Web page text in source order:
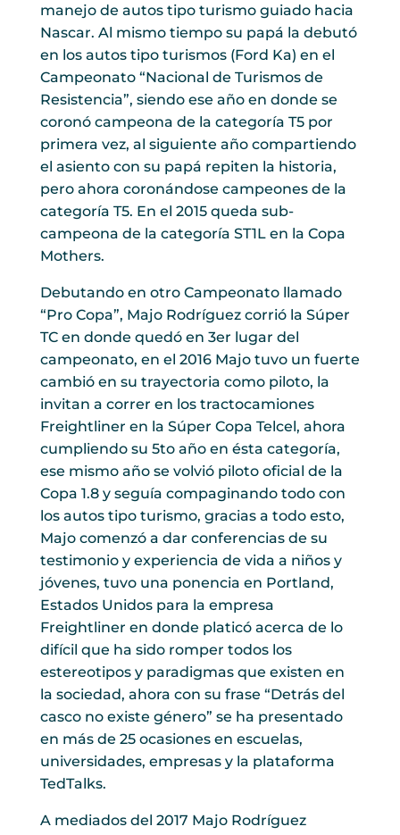
manejo de autos tipo turismo guiado hacia
Nascar. Al mismo tiempo su papá la debutó
en los autos tipo turismos (Ford Ka) en el
Campeonato “Nacional de Turismos de
Resistencia”, siendo ese año en donde se
coronó campeona de la categoría T5 por
primera vez, al siguiente año compartiendo
el asiento con su papá repiten la historia,
pero ahora coronándose campeones de la
categoría T5. En el 2015 queda sub-
campeona de la categoría ST1L en la Copa
Mothers.
Debutando en otro Campeonato llamado
“Pro Copa”, Majo Rodríguez corrió la Súper
TC en donde quedó en 3er lugar del
campeonato, en el 2016 Majo tuvo un fuerte
cambió en su trayectoria como piloto, la
invitan a correr en los tractocamiones
Freightliner en la Súper Copa Telcel, ahora
cumpliendo su 5to año en ésta categoría,
ese mismo año se volvió piloto oficial de la
Copa 1.8 y seguía compaginando todo con
los autos tipo turismo, gracias a todo esto,
Majo comenzó a dar conferencias de su
testimonio y experiencia de vida a niños y
jóvenes, tuvo una ponencia en Portland,
Estados Unidos para la empresa
Freightliner en donde platicó acerca de lo
difícil que ha sido romper todos los
estereotipos y paradigmas que existen en
la sociedad, ahora con su frase “Detrás del
casco no existe género” se ha presentado
en más de 25 ocasiones en escuelas,
universidades, empresas y la plataforma
TedTalks.
A mediados del 2017 Majo Rodríguez